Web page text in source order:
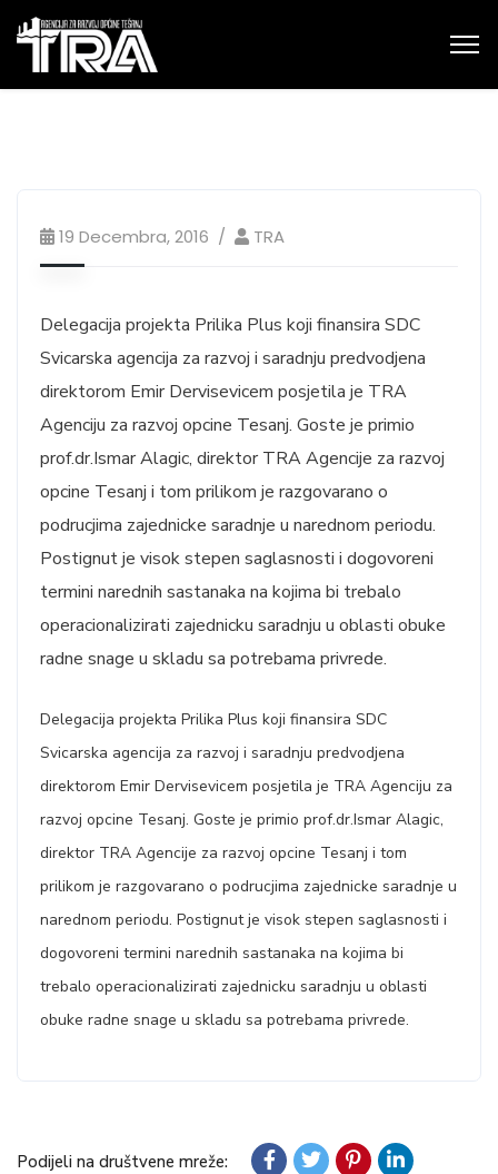
19 Decembra, 2016 TRA
Delegacija projekta Prilika Plus koji finansira SDC
Svicarska agencija za razvoj i saradnju predvodjena
direktorom Emir Dervisevicem posjetila je TRA
Agenciju za razvoj opcine Tesanj. Goste je primio
prof.dr.Ismar Alagic, direktor TRA Agencije za razvoj
opcine Tesanj i tom prilikom je razgovarano o
podrucjima zajednicke saradnje u narednom periodu.
Postignut je visok stepen saglasnosti i dogovoreni
termini narednih sastanaka na kojima bi trebalo
operacionalizirati zajednicku saradnju u oblasti obuke
radne snage u skladu sa potrebama privrede.
Delegacija projekta Prilika Plus koji finansira SDC
Svicarska agencija za razvoj i saradnju predvodjena
direktorom Emir Dervisevicem posjetila je TRA Agenciju za
razvoj opcine Tesanj. Goste je primio prof.dr.Ismar Alagic,
direktor TRA Agencije za razvoj opcine Tesanj i tom
prilikom je razgovarano o podrucjima zajednicke saradnje u
narednom periodu. Postignut je visok stepen saglasnosti i
dogovoreni termini narednih sastanaka na kojima bi
trebalo operacionalizirati zajednicku saradnju u oblasti
obuke radne snage u skladu sa potrebama privrede.
Podijeli na društvene mreže: